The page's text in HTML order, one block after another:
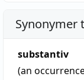
Synonymer
substantiv
(an